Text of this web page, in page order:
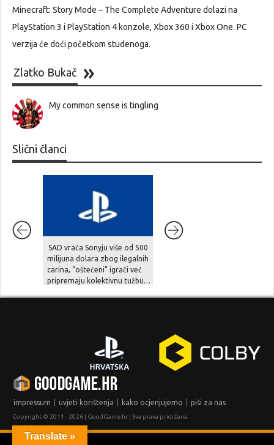
Minecraft: Story Mode – The Complete Adventure dolazi na
PlayStation 3 i PlayStation 4 konzole, Xbox 360 i Xbox One. PC
verzija će doći početkom studenoga.
Zlatko Bukač
My common sense is tingling
Slični članci
SAD vraća Sonyju više od 500
milijuna dolara zbog ilegalnih
carina, “oštećeni” igrači već
pripremaju kolektivnu tužbu…
impressum uvjeti korištenja kako ocjenjujemo piši za nas
Copyright © 2011 - 2026 | GoodGame.hr | Sva prava pridržana.
Translate »